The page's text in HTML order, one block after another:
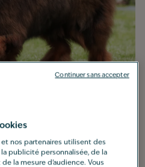
cm ; femelle : ≥ 61 cm
selon la lignée
couche ; noir, feu, brun,
nos partenaires utilisent des
publicité personnalisée, de la
la mesure d’audience. Vous
Continuer sans accepter